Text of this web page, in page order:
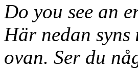
Do you see an
Här nedan syns
ovan. Ser du